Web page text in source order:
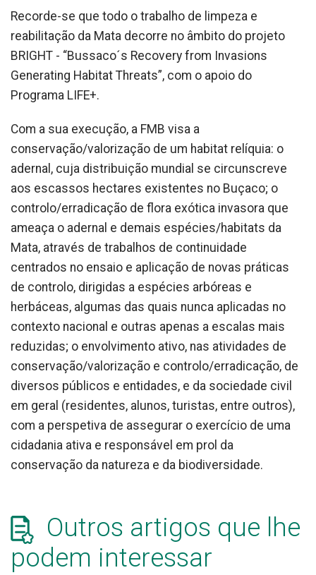
Recorde-se que todo o trabalho de limpeza e
reabilitação da Mata decorre no âmbito do projeto
BRIGHT - “Bussaco´s Recovery from Invasions
Generating Habitat Threats”, com o apoio do
Programa LIFE+.
Com a sua execução, a FMB visa a
conservação/valorização de um habitat relíquia: o
adernal, cuja distribuição mundial se circunscreve
aos escassos hectares existentes no Buçaco; o
controlo/erradicação de flora exótica invasora que
ameaça o adernal e demais espécies/habitats da
Mata, através de trabalhos de continuidade
centrados no ensaio e aplicação de novas práticas
de controlo, dirigidas a espécies arbóreas e
herbáceas, algumas das quais nunca aplicadas no
contexto nacional e outras apenas a escalas mais
reduzidas; o envolvimento ativo, nas atividades de
conservação/valorização e controlo/erradicação, de
diversos públicos e entidades, e da sociedade civil
em geral (residentes, alunos, turistas, entre outros),
com a perspetiva de assegurar o exercício de uma
cidadania ativa e responsável em prol da
conservação da natureza e da biodiversidade.
Outros artigos que lhe
podem interessar